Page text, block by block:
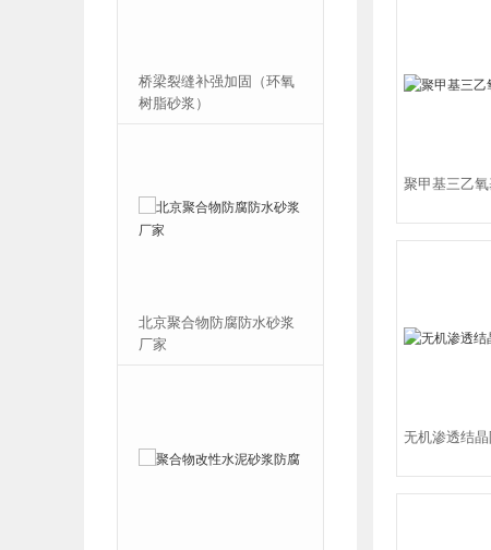
力
裂
聚甲基三乙
无机渗透结晶
桥梁裂缝补强加固（环氧
树脂砂浆）
北京聚合物防腐防水砂浆
厂家
瑞晟特聚合物防水防腐